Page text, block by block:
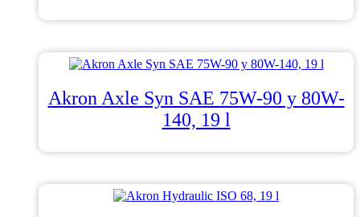
Akron Axle Syn SAE 75W-90 y 80W-
140, 19 l